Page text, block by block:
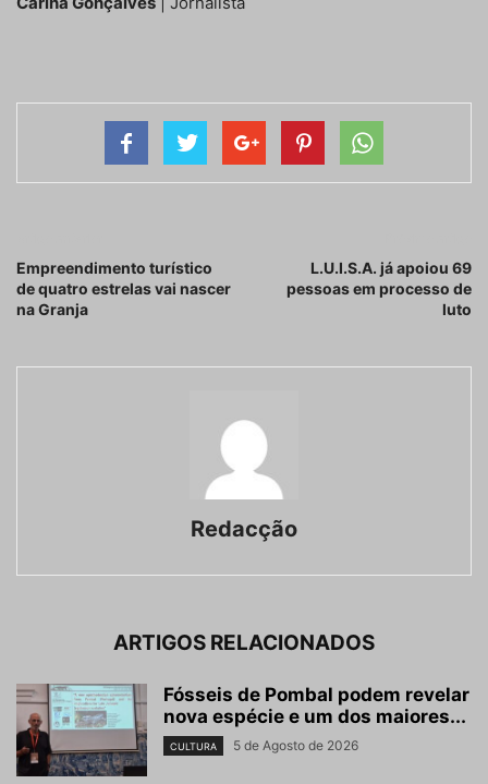
Empreendimento turístico
de quatro estrelas vai nascer
na Granja
L.U.I.S.A. já apoiou 69
pessoas em processo de
luto
Redacção
ARTIGOS RELACIONADOS
Fósseis de Pombal podem revelar
nova espécie e um dos maiores...
CULTURA 5 de Agosto de 2026